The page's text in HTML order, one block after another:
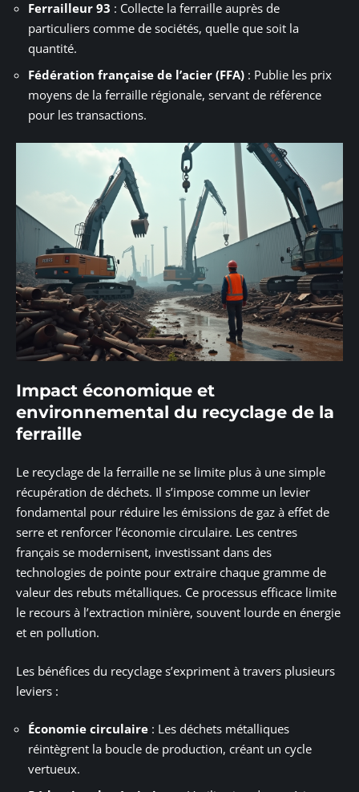
Ferrailleur 93 : Collecte la ferraille auprès de
particuliers comme de sociétés, quelle que soit la
quantité.
Fédération française de l’acier (FFA) : Publie les prix
moyens de la ferraille régionale, servant de référence
pour les transactions.
Impact économique et
environnemental du recyclage de la
ferraille
Le recyclage de la ferraille ne se limite plus à une simple
récupération de déchets. Il s’impose comme un levier
fondamental pour réduire les émissions de gaz à effet de
serre et renforcer l’économie circulaire. Les centres
français se modernisent, investissant dans des
technologies de pointe pour extraire chaque gramme de
valeur des rebuts métalliques. Ce processus efficace limite
le recours à l’extraction minière, souvent lourde en énergie
et en pollution.
Les bénéfices du recyclage s’expriment à travers plusieurs
leviers :
Économie circulaire : Les déchets métalliques
réintègrent la boucle de production, créant un cycle
vertueux.